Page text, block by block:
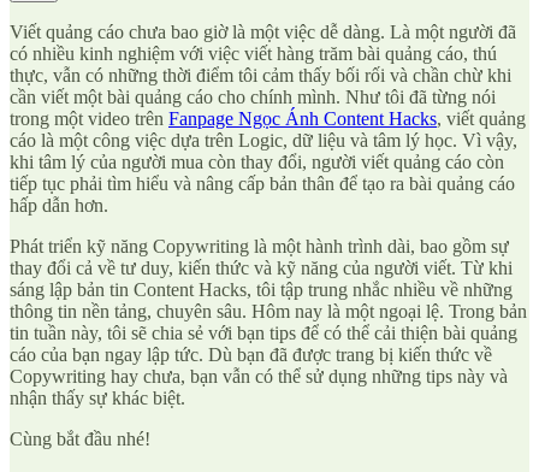
Viết quảng cáo chưa bao giờ là một việc dễ dàng. Là một người đã
có nhiều kinh nghiệm với việc viết hàng trăm bài quảng cáo, thú
thực, vẫn có những thời điểm tôi cảm thấy bối rối và chần chừ khi
cần viết một bài quảng cáo cho chính mình. Như tôi đã từng nói
trong một video trên Fanpage Ngọc Ánh Content Hacks, viết quảng
cáo là một công việc dựa trên Logic, dữ liệu và tâm lý học. Vì vậy,
khi tâm lý của người mua còn thay đổi, người viết quảng cáo còn
tiếp tục phải tìm hiểu và nâng cấp bản thân để tạo ra bài quảng cáo
hấp dẫn hơn.
Phát triển kỹ năng Copywriting là một hành trình dài, bao gồm sự
thay đổi cả về tư duy, kiến thức và kỹ năng của người viết. Từ khi
sáng lập bản tin Content Hacks, tôi tập trung nhắc nhiều về những
thông tin nền tảng, chuyên sâu. Hôm nay là một ngoại lệ. Trong bản
tin tuần này, tôi sẽ chia sẻ với bạn tips để có thể cải thiện bài quảng
cáo của bạn ngay lập tức. Dù bạn đã được trang bị kiến thức về
Copywriting hay chưa, bạn vẫn có thể sử dụng những tips này và
nhận thấy sự khác biệt.
Cùng bắt đầu nhé!